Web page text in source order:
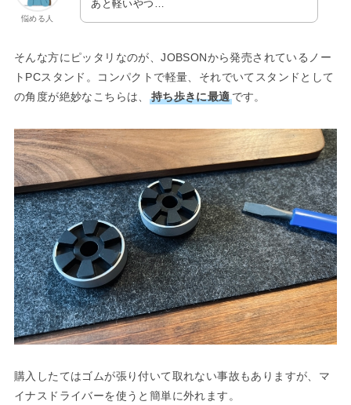
悩める人
あと軽いやつ…
そんな方にピッタリなのが、JOBSONから発売されているノー
トPCスタンド。コンパクトで軽量、それでいてスタンドとして
の角度が絶妙なこちらは、
持ち歩きに最適です。
購入したてはゴムが張り付いて取れない事故もありますが、マ
イナスドライバーを使うと簡単に外れます。